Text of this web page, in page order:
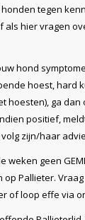
tegen
als hier vragen
hond
hoest, hard
hoesten), ga dan
positief,
zijn/haar
geen
Pallieter.
of loop effe via